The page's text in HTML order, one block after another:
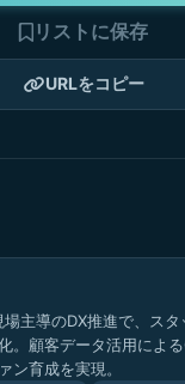
リストに保存
URLをコピー
主導のDX推進で、ス
。顧客データ活用によ
ン育成を実現。